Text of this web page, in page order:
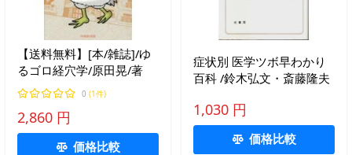
【送料無料】[本/雑誌]/ゆ
るゴロ経穴学/原田晃/著
0 (1件)
2,860 円
価格比較
症状別 医学ツボ早わかり
百科 /鈴木弘文・斎藤隆夫
1,030 円
価格比較